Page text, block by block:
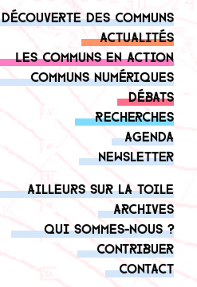
Découverte des communs
Actualités
Les communs en action
Communs numériques
Débats
Recherches
Agenda
Newsletter
Ailleurs sur la toile
Archives
Qui sommes-nous ?
Contribuer
Contact